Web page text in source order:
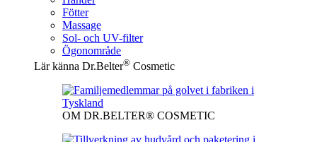
Fötter
Massage
Sol- och UV-filter
Ögonområde
Lär känna Dr.Belter® Cosmetic
OM DR.BELTER® COSMETIC